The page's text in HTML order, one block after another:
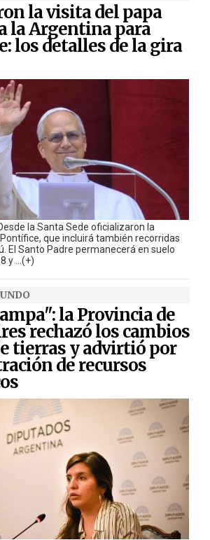
la visita del papa
la Argentina para
los detalles de la gira
la Santa Sede oficializaron la
que incluirá también recorridas
El Santo Padre permanecerá en suelo
y ...(+)
la Provincia de
rechazó los cambios
tierras y advirtió por
de recursos